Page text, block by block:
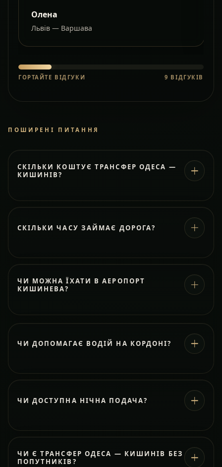
Олена
Львів — Варшава
ГОРТАЙТЕ ВІДГУКИ 9 ВІДГУКІВ
ПОШИРЕНІ ПИТАННЯ
СКІЛЬКИ КОШТУЄ ТРАНСФЕР ОДЕСА —
КИШИНІВ?
СКІЛЬКИ ЧАСУ ЗАЙМАЄ ДОРОГА?
ЧИ МОЖНА ЇХАТИ В АЕРОПОРТ
КИШИНЕВА?
ЧИ ДОПОМАГАЄ ВОДІЙ НА КОРДОНІ?
ЧИ ДОСТУПНА НІЧНА ПОДАЧА?
ЧИ Є ТРАНСФЕР ОДЕСА — КИШИНІВ БЕЗ
ПОПУТНИКІВ?